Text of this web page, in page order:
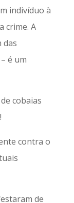
indivíduo à
crime. A
das
é um
cobaias
contra o
de